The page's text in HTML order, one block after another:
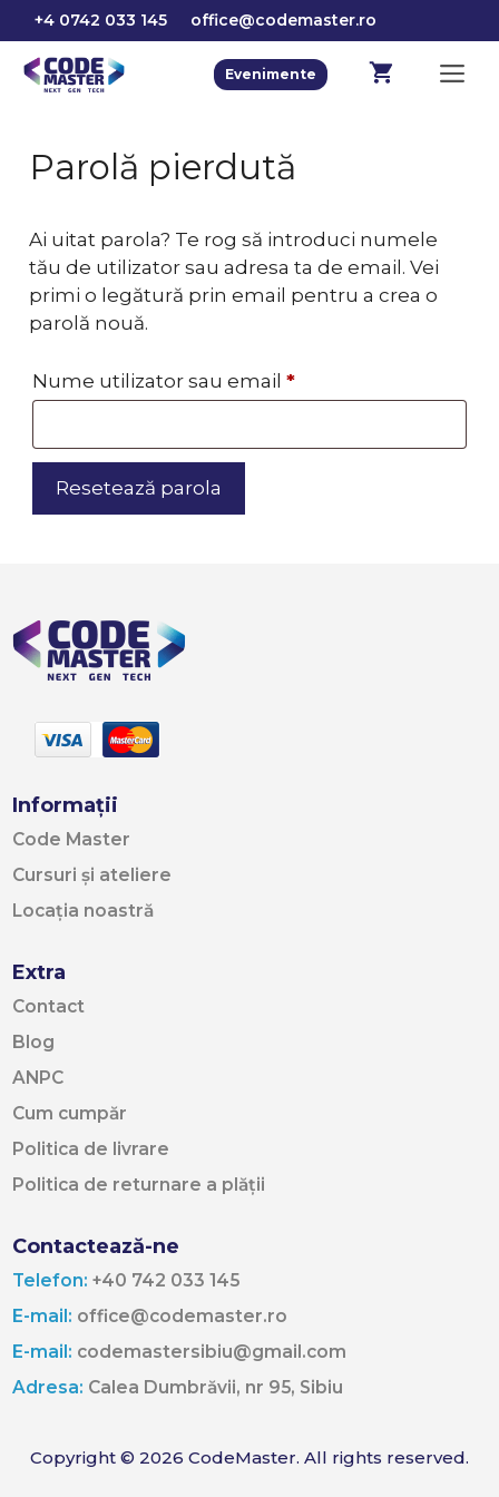
la
conținut
+4 0742 033 145 office@codemaster.ro
Evenimente
Parolă pierdută
Ai uitat parola? Te rog să introduci numele
tău de utilizator sau adresa ta de email. Vei
primi o legătură prin email pentru a crea o
parolă nouă.
Nume utilizator sau email*Obligatoriu
Resetează parola
Informații
Code Master
Cursuri și ateliere
Locația noastră
Extra
Contact
Blog
ANPC
Cum cumpăr
Politica de livrare
Politica de returnare a plății
Contactează-ne
Telefon: +40 742 033 145
E-mail: office@codemaster.ro
E-mail: codemastersibiu@gmail.com
Adresa: Calea Dumbrăvii, nr 95, Sibiu
Copyright © 2026 CodeMaster. All rights reserved.